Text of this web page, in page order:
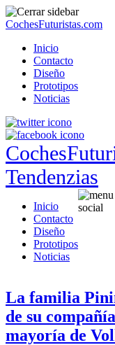
CochesFuturistas.com
Inicio
Contacto
Diseño
Prototipos
Noticias
Tendenzias
Inicio
Contacto
Diseño
Prototipos
Noticias
La familia
de su
mayoría de